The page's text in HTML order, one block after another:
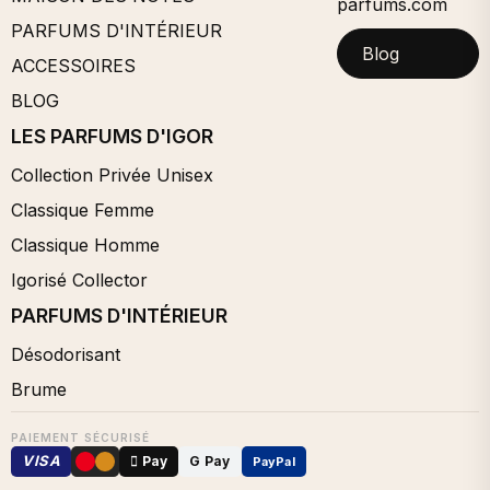
PARFUMS D'INTÉRIEUR
ACCESSOIRES
BLOG
LES PARFUMS D'IGOR
Collection Privée Unisex
Classique Femme
Classique Homme
Igorisé Collector
PARFUMS D'INTÉRIEUR
Désodorisant
Brume
Blog
PAIEMENT SÉCURISÉ
VISA  Pay G Pay PayPal